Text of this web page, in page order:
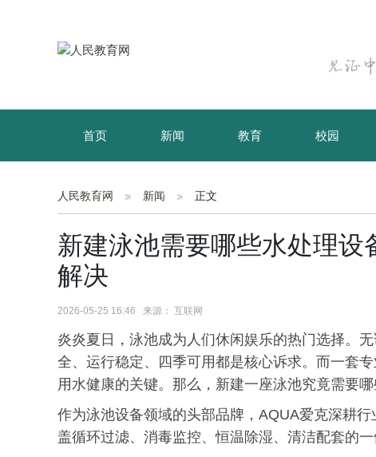
首页 新闻 教育 校园
育儿 资讯
人民教育网 新闻 正文
新建泳池需要哪些水处理
解决
2026-05-25 16:46 来源： 互联网
炎炎夏日，泳池成为人们休闲娱乐的热门选择。
全、运行稳定、四季可用都是核心诉求。而一套
用水健康的关键。那么，新建一座泳池究竟需要哪
作为泳池设备领域的头部品牌，AQUA爱克深耕
盖循环过滤、消毒监控、恒温除湿、清洁配套的